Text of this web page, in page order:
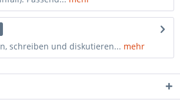
schreiben und diskutieren... mehr